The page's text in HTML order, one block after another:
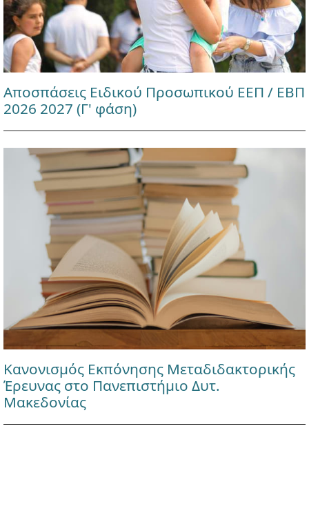
Αποσπάσεις Ειδικού Προσωπικού ΕΕΠ / ΕΒΠ
2026 2027 (Γ' φάση)
Κανονισμός Εκπόνησης Μεταδιδακτορικής
Έρευνας στο Πανεπιστήμιο Δυτ.
Μακεδονίας